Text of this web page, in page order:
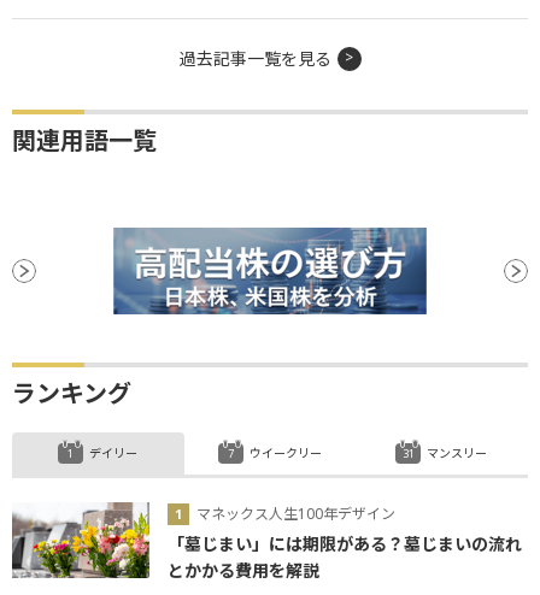
過去記事一覧を見る
関連用語一覧
ランキング
デイリー
マネックス人生100年デザイン
「墓じまい」には期限がある？墓じまいの流れ
とかかる費用を解説
ウイークリー マンスリー